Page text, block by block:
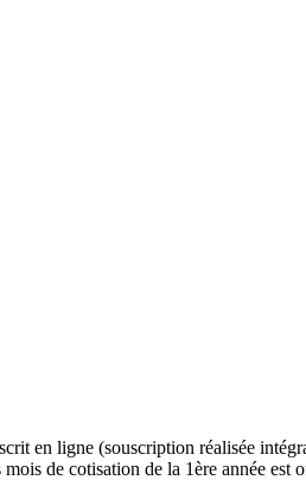
en ligne (souscription réalisée
de cotisation de la 1ère année est